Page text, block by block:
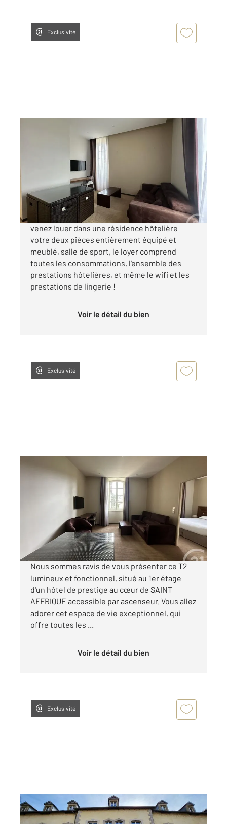
Exclusivité
, 2 pièces
Appartement F2 à louer
750 €
par mois charges comprises
venez louer dans une résidence hôtelière
votre deux pièces entièrement équipé et
meublé, salle de sport, le loyer comprend
toutes les consommations, l'ensemble des
prestations hôtelières, et même le wifi et les
prestations de lingerie !
Voir le détail du bien
Exclusivité
ST AFFRIQUE 12
41,70 m2, 2 pièces
Appartement F2 à louer
780 €
par mois charges comprises
Nous sommes ravis de vous présenter ce T2
lumineux et fonctionnel, situé au 1er étage
d'un hôtel de prestige au cœur de SAINT
AFFRIQUE accessible par ascenseur. Vous allez
adorer cet espace de vie exceptionnel, qui
offre toutes les ...
Voir le détail du bien
Exclusivité
ST AFFRIQUE 12
31 m2, 1 pièce